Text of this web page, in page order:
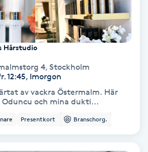
Hårstudio
4, Stockholm
12:45, Imorgon
av vackra Östermalm. Här
och mina dukti...
Presentkort Branschorg.